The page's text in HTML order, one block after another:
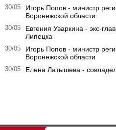
30/05
Игорь Попов - министр
Воронежской области.
30/05
Евгения Уваркина - экс-
Липецка
30/05
Игорь Попов - министр
Воронежской области
30/05 Елена Латышева -